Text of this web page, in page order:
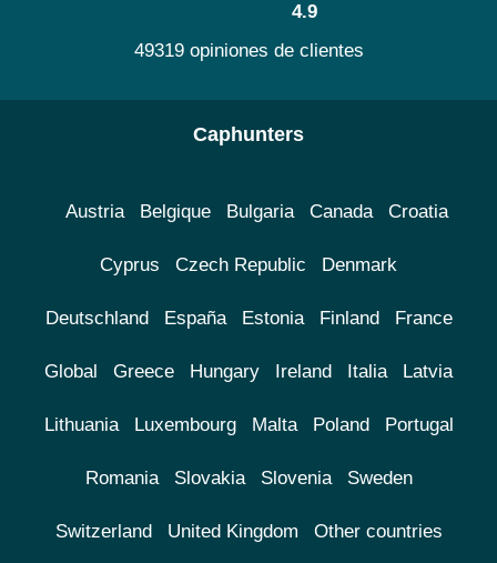
4.9
49319 opiniones de clientes
Caphunters
Austria Belgique Bulgaria Canada Croatia
Cyprus Czech Republic Denmark
Deutschland España Estonia Finland France
Global Greece Hungary Ireland Italia Latvia
Lithuania Luxembourg Malta Poland Portugal
Romania Slovakia Slovenia Sweden
Switzerland United Kingdom Other countries